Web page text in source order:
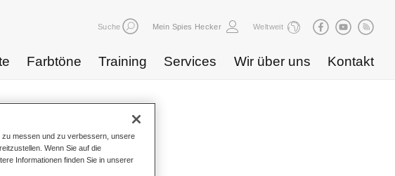
Suche Mein Spies Hecker Weltweit
Farbtöne Training Services Wir über uns Kontakt
messen und zu verbessern, unsere
Wenn Sie auf die
Informationen finden Sie in unserer